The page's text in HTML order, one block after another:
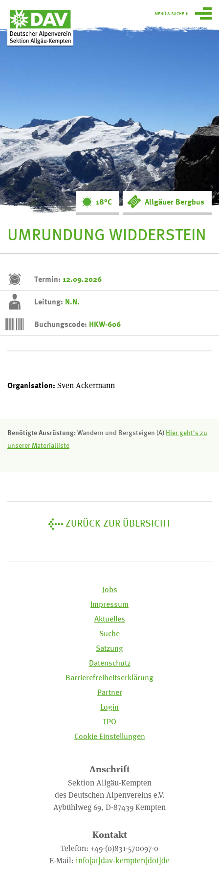
swoboda alpin
Service
Ortsgruppe
Obergünzburg
MENÜ & SUCHE
UMRUNDUNG WIDDERSTEIN
18°C Allgäuer Bergbus
Termin: 12.09.2026
Leitung: N.N.
Buchungscode: HKW-606
Organisation: Sven Ackermann
Benötigte Ausrüstung:Wandern und Bergsteigen (A) Hier geht's zu
unserer Materialliste
ZURÜCK ZUR ÜBERSICHT
Jobs
Impressum
Aktuelles
Suche
Satzung
Datenschutz
Barrierefreiheitserklärung
Partner
Login
TPO
Cookie Einstellungen
Anschrift
Sektion Allgäu-Kempten
des Deutschen Alpenvereins e.V.
Aybühlweg 69, D-87439 Kempten
Kontakt
Telefon: +49-(0)831-570097-0
E-Mail: info[at]dav-kempten[dot]de